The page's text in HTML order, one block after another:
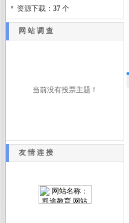
资源下载： 37 个
网 站 调 查
当前没有投票主题！
友 情 连 接